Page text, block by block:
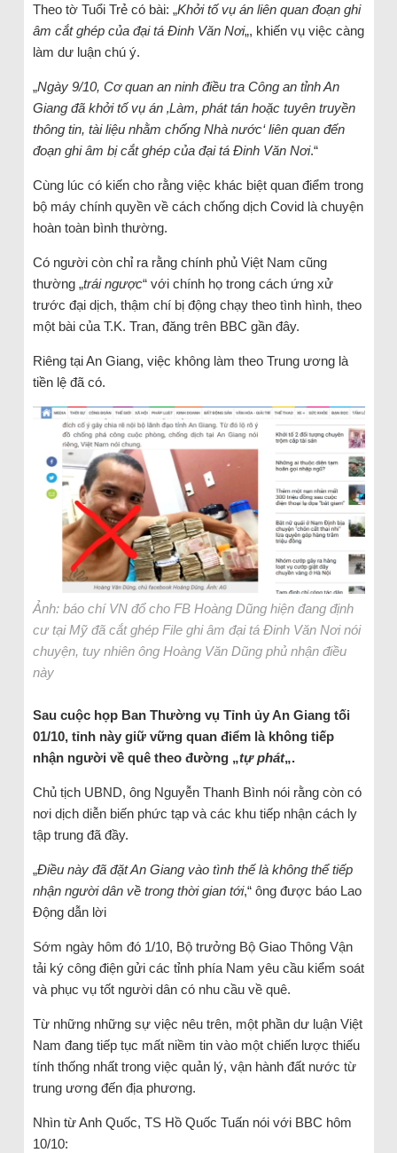
Theo tờ Tuổi Trẻ có bài: „Khởi tố vụ án liên quan đoạn ghi
âm cắt ghép của đại tá Đinh Văn Nơi„, khiến vụ việc càng
làm dư luận chú ý.
„Ngày 9/10, Cơ quan an ninh điều tra Công an tỉnh An
Giang đã khởi tố vụ án ‚Làm, phát tán hoặc tuyên truyền
thông tin, tài liệu nhằm chống Nhà nước‘ liên quan đến
đoạn ghi âm bị cắt ghép của đại tá Đinh Văn Nơi.“
Cùng lúc có kiến cho rằng việc khác biệt quan điểm trong
bộ máy chính quyền về cách chống dịch Covid là chuyện
hoàn toàn bình thường.
Có người còn chỉ ra rằng chính phủ Việt Nam cũng
thường „trái ngược“ với chính họ trong cách ứng xử
trước đại dịch, thậm chí bị động chạy theo tình hình, theo
một bài của T.K. Tran, đăng trên BBC gần đây.
Riêng tại An Giang, việc không làm theo Trung ương là
tiền lệ đã có.
Ảnh: báo chí VN đổ cho FB Hoàng Dũng hiện đang định
cư tại Mỹ đã cắt ghép File ghi âm đại tá Đinh Văn Nơi nói
chuyện, tuy nhiên ông Hoàng Văn Dũng phủ nhận điều
này
Sau cuộc họp Ban Thường vụ Tỉnh ủy An Giang tối
01/10, tỉnh này giữ vững quan điểm là không tiếp
nhận người về quê theo đường „tự phát„.
Chủ tịch UBND, ông Nguyễn Thanh Bình nói rằng còn có
nơi dịch diễn biến phức tạp và các khu tiếp nhận cách ly
tập trung đã đầy.
„Điều này đã đặt An Giang vào tình thế là không thể tiếp
nhận người dân về trong thời gian tới,“ ông được báo Lao
Động dẫn lời
Sớm ngày hôm đó 1/10, Bộ trưởng Bộ Giao Thông Vận
tải ký công điện gửi các tỉnh phía Nam yêu cầu kiểm soát
và phục vụ tốt người dân có nhu cầu về quê.
Từ những những sự việc nêu trên, một phần dư luận Việt
Nam đang tiếp tục mất niềm tin vào một chiến lược thiếu
tính thống nhất trong việc quản lý, vận hành đất nước từ
trung ương đến địa phương.
Nhìn từ Anh Quốc, TS Hồ Quốc Tuấn nói với BBC hôm
10/10: